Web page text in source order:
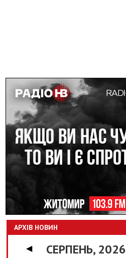
АРХІВ НОВИН
◀ СЕРПЕНЬ, 2026